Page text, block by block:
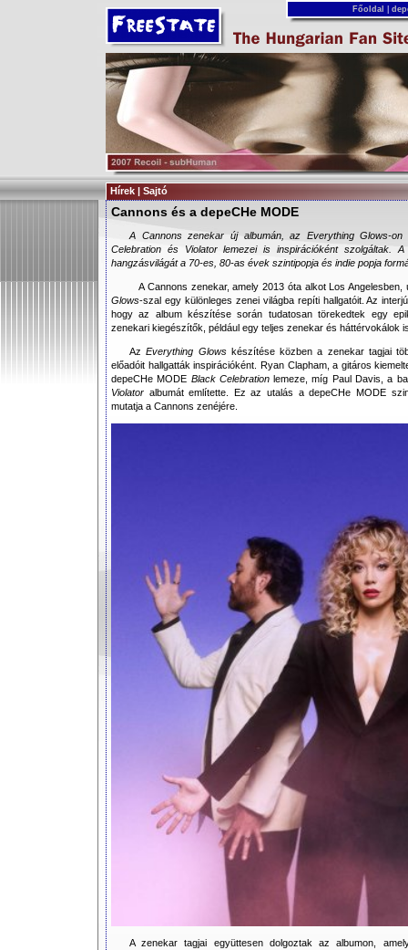
Főoldal
Hírek | Sajtó
Cannons és a depeCHe MODE
A Cannons zenekar új albumán, az Everything Glows-
Celebration és Violator lemezei is inspirációként szolgáltak.
hangzásvilágát a 70-es, 80-as évek szintipopja és indie popja
A Cannons zenekar, amely 2013 óta alkot Los
Glows-szal egy különleges zenei világba repíti hallgatóit. Az
hogy az album készítése során tudatosan törekedtek egy
zenekari kiegészítők, például egy teljes zenekar és háttérvokálok
AzEverything Glowskészítése közben a zenekar tagjai
előadóit hallgatták inspirációként. Ryan Clapham, a gitáros
depeCHe MODE Black Celebrationlemeze, míg Paul Davis, a
Violator albumát említette. Ez az utalás a depeCHe MODE
mutatja a Cannons zenéjére.
A zenekar tagjai együttesen dolgoztak az albumon,